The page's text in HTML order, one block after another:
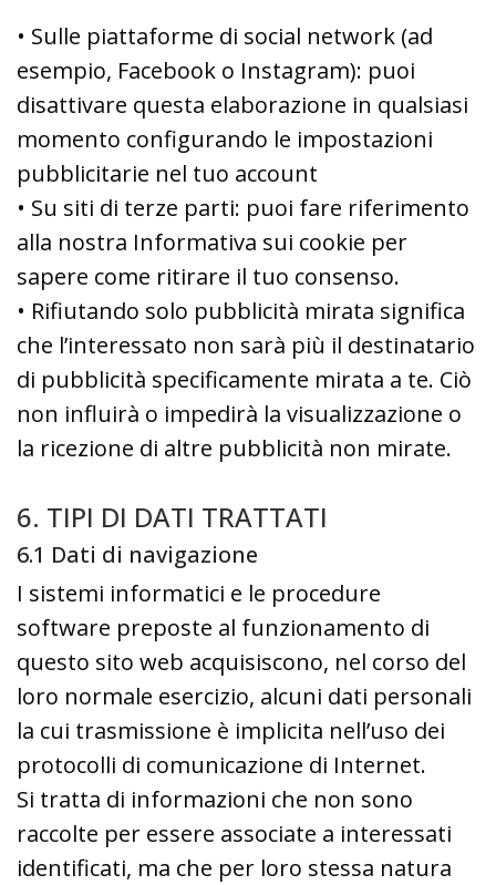
• Sulle piattaforme di social network (ad
esempio, Facebook o Instagram): puoi
disattivare questa elaborazione in qualsiasi
momento configurando le impostazioni
pubblicitarie nel tuo account
• Su siti di terze parti: puoi fare riferimento
alla nostra Informativa sui cookie per
sapere come ritirare il tuo consenso.
• Rifiutando solo pubblicità mirata significa
che l’interessato non sarà più il destinatario
di pubblicità specificamente mirata a te. Ciò
non influirà o impedirà la visualizzazione o
la ricezione di altre pubblicità non mirate.
6. TIPI DI DATI TRATTATI
6.1 Dati di navigazione
I sistemi informatici e le procedure
software preposte al funzionamento di
questo sito web acquisiscono, nel corso del
loro normale esercizio, alcuni dati personali
la cui trasmissione è implicita nell’uso dei
protocolli di comunicazione di Internet.
Si tratta di informazioni che non sono
raccolte per essere associate a interessati
identificati, ma che per loro stessa natura